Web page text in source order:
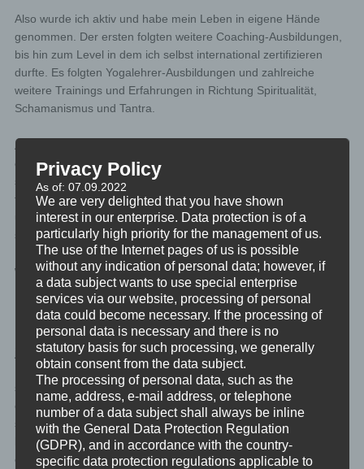
Also wurde ich aktiv und habe mein Leben in eigene Hände
genommen. Der ersten folgten weitere Coaching-Ausbildungen,
bis hin zum Level in dem ich selbst international zertifizieren
durfte. Es folgten Yogalehrer-Ausbildungen und zahlreiche
weitere Trainings und Erfahrungen in Richtung Spiritualität,
Schamanismus und Tantra.
All das habe ich wieder mit dem alten Feuer in vollem Umfang
erfahren und aufgesaugt, sodass ich jetzt über sehr viel Wissen,
sehr breite Erfahrungen und reiche Einsichten verfüge. Und das
teile ich nun mit anderen. Verständnis für sich selbst zu finden,
und das ist der erste Schritt zu persönlicher Entwicklung und zu
spirituellem Wachstum.
Wofür Christoph steht …
Meiner tiefsten
Überzeugung nach hat
jeder Mensch das
Recht darauf
selbstbestimmt und
eigenverantwortlich
sein eigenes Leben zu
leben und seine
eigene Bestimmung zu
Privacy Policy
As of: 07.09.2022
We are very delighted that you have shown
interest in our enterprise. Data protection is of a
particularly high priority for the management of us.
The use of the Internet pages of us is possible
without any indication of personal data; however, if
a data subject wants to use special enterprise
services via our website, processing of personal
data could become necessary. If the processing of
personal data is necessary and there is no
statutory basis for such processing, we generally
obtain consent from the data subject.
The processing of personal data, such as the
name, address, e-mail address, or telephone
number of a data subject shall always be inline
with the General Data Protection Regulation
(GDPR), and in accordance with the country-
specific data protection regulations applicable to